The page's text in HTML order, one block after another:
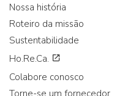
Nossa história
Roteiro da missão
Sustentabilidade
Ho.Re.Ca.
Colabore conosco
Torne-se um fornecedor